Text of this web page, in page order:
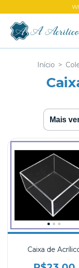
Início >
Caixa de